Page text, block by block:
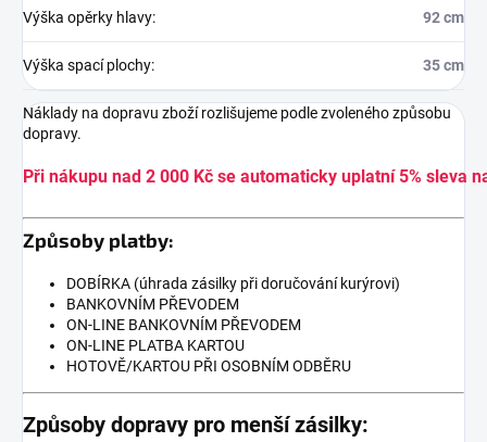
Výška opěrky hlavy: 92 cm
Výška spací plochy: 35 cm
Náklady na dopravu zboží rozlišujeme podle zvoleného způsobu
dopravy.
Při nákupu nad 2 000 Kč se automaticky uplatní 5% sleva
Způsoby platby:
DOBÍRKA (úhrada zásilky při doručování kurýrovi)
BANKOVNÍM PŘEVODEM
ON-LINE BANKOVNÍM PŘEVODEM
ON-LINE PLATBA KARTOU
HOTOVĚ/KARTOU PŘI OSOBNÍM ODBĚRU
Způsoby dopravy pro menší zásilky: